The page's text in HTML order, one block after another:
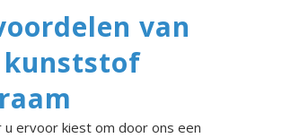
van
kunststof
u ervoor kiest om door ons een